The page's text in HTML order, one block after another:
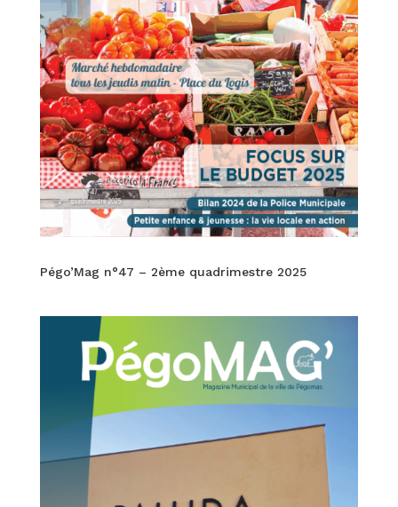
Pégo’Mag n°47 – 2ème quadrimestre 2025